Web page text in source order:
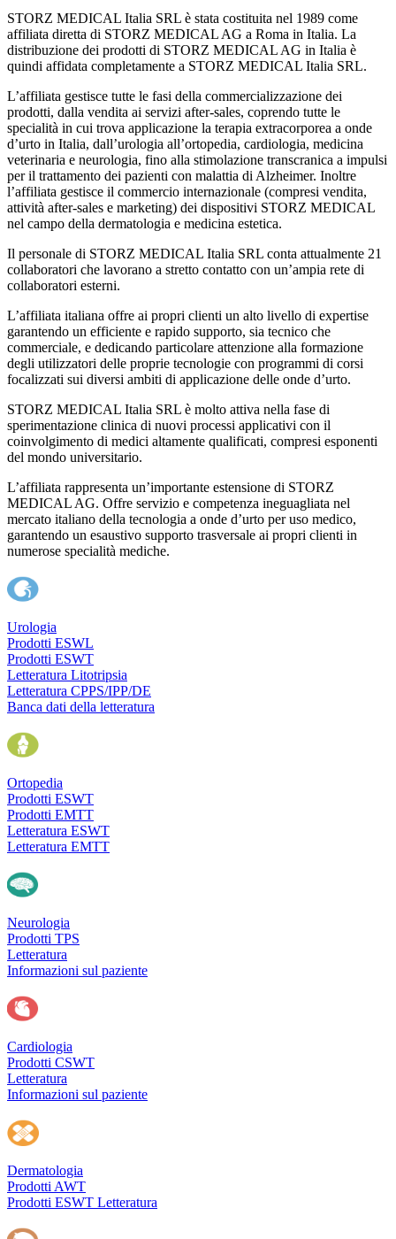
STORZ MEDICAL Italia SRL è stata costituita nel 1989 come
affiliata diretta di STORZ MEDICAL AG a Roma in Italia. La
distribuzione dei prodotti di STORZ MEDICAL AG in Italia è
quindi affidata completamente a STORZ MEDICAL Italia SRL.
L’affiliata gestisce tutte le fasi della commercializzazione dei
prodotti, dalla vendita ai servizi after-sales, coprendo tutte le
specialità in cui trova applicazione la terapia extracorporea a onde
d’urto in Italia, dall’urologia all’ortopedia, cardiologia, medicina
veterinaria e neurologia, fino alla stimolazione transcranica a impulsi
per il trattamento dei pazienti con malattia di Alzheimer. Inoltre
l’affiliata gestisce il commercio internazionale (compresi vendita,
attività after-sales e marketing) dei dispositivi STORZ MEDICAL
nel campo della dermatologia e medicina estetica.
Il personale di STORZ MEDICAL Italia SRL conta attualmente 21
collaboratori che lavorano a stretto contatto con un’ampia rete di
collaboratori esterni.
L’affiliata italiana offre ai propri clienti un alto livello di expertise
garantendo un efficiente e rapido supporto, sia tecnico che
commerciale, e dedicando particolare attenzione alla formazione
degli utilizzatori delle proprie tecnologie con programmi di corsi
focalizzati sui diversi ambiti di applicazione delle onde d’urto.
STORZ MEDICAL Italia SRL è molto attiva nella fase di
sperimentazione clinica di nuovi processi applicativi con il
coinvolgimento di medici altamente qualificati, compresi esponenti
del mondo universitario.
L’affiliata rappresenta un’importante estensione di STORZ
MEDICAL AG. Offre servizio e competenza ineguagliata nel
mercato italiano della tecnologia a onde d’urto per uso medico,
garantendo un esaustivo supporto trasversale ai propri clienti in
numerose specialità mediche.
Urologia
Prodotti ESWL
Prodotti ESWT
Letteratura Litotripsia
Letteratura CPPS/IPP/DE
Banca dati della letteratura
Ortopedia
Prodotti ESWT
Prodotti EMTT
Letteratura ESWT
Letteratura EMTT
Neurologia
Prodotti TPS
Letteratura
Informazioni sul paziente
Cardiologia
Prodotti CSWT
Letteratura
Informazioni sul paziente
Dermatologia
Prodotti AWT
Prodotti ESWT Letteratura